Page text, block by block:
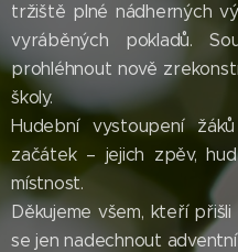
tržiště plné nádherných
vyráběných pokladů.
prohléhnout nově
školy.
Hudební vystoupení
začátek – jejich zpěv,
místnost.
Děkujeme všem, kteří
se jen nadechnout